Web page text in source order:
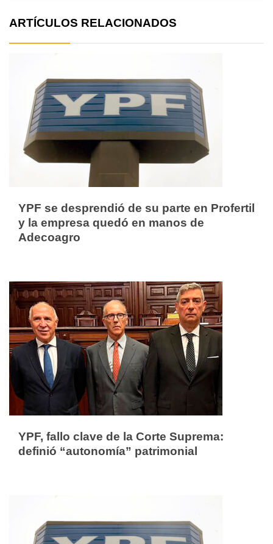
ARTÍCULOS RELACIONADOS
YPF se desprendió de su parte en Profertil
y la empresa quedó en manos de
Adecoagro
YPF, fallo clave de la Corte Suprema:
definió “autonomía” patrimonial